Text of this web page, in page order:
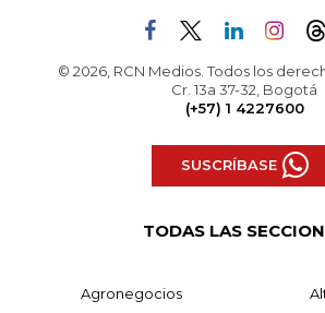
© 2026, RCN Medios. Todos los
Cr. 13a 37-32, Bogotá
(+57) 1 4227600
SUSCRÍBASE
TODAS LAS
Agronegocios